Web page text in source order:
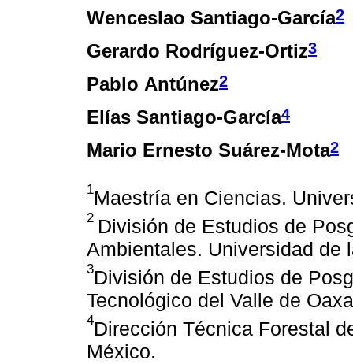
Wenceslao Santiago-García2
Gerardo Rodríguez-Ortiz3
Pablo Antúnez2
Elías Santiago-García4
Mario Ernesto Suárez-Mota2
1Maestría en Ciencias.
2 División de Estudios de
Ambientales. Universidad de
3División de Estudios de
Tecnológico del Valle de
4Dirección Técnica Forestal
México.